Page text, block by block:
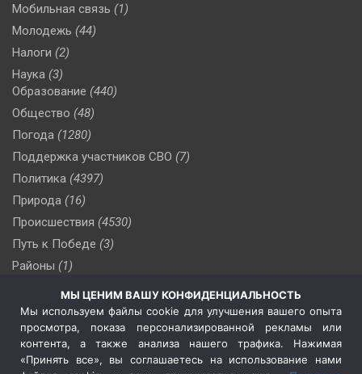
Мобильная связь (1)
Молодежь (44)
Налоги (2)
Наука (3)
Образование (440)
Общество (48)
Погода (1280)
Поддержка участников СВО (7)
Политика (4397)
Природа (16)
Происшествия (4530)
Путь к Победе (3)
Районы (1)
Сельское хозяйство (3)
Социальная политика
(3)
Спецоперация в Украине
МЫ ЦЕНИМ ВАШУ КОНФИДЕНЦИАЛЬНОСТЬ
Мы используем файлы cookie для улучшения вашего опыта
просмотра, показа персонализированной рекламы или
контента, а также анализа нашего трафика. Нажимая
«Принять все», вы соглашаетесь на использование нами